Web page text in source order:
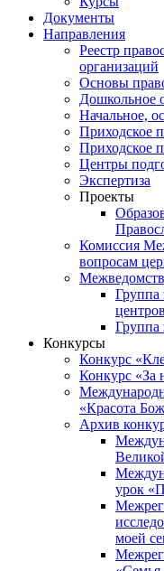
Документы
Направления
Реестр
организаций
Основы
Дошкольное
Начальное,
Приходское
Приходское
Центры
Экспертиза
Проекты
Комиссия
вопросам
Группа
центров
Группа
Конкурсы
Конкурс
Конкурс «За
«Красота
Архив
урок
моей